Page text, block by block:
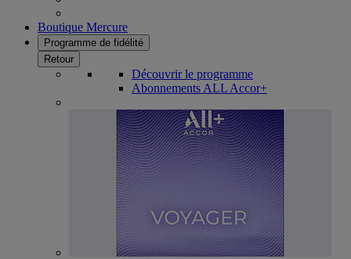
Boutique Mercure
Programme de fidélité
Retour
Découvrir le programme
Abonnements ALL Accor+